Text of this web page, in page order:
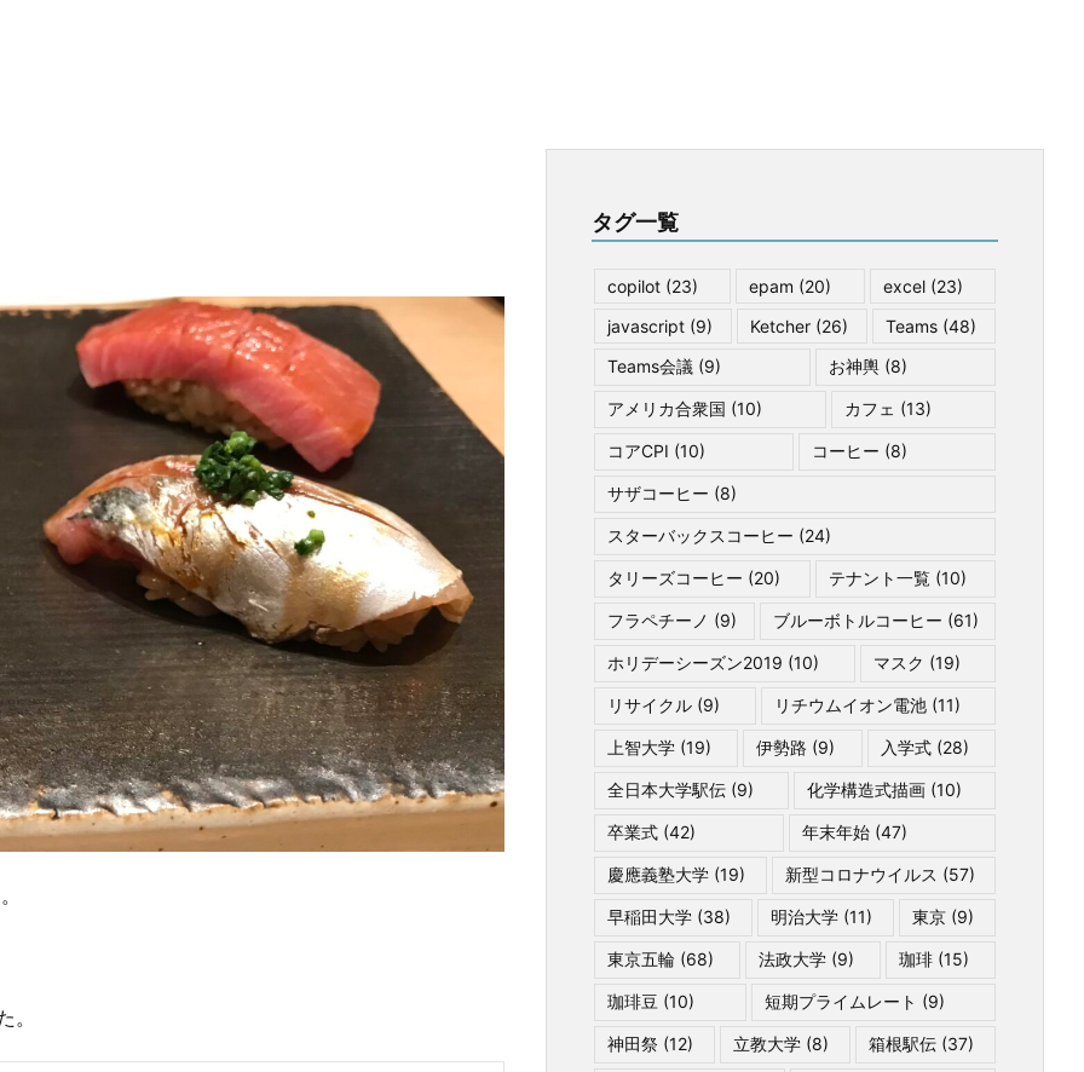
タグ一覧
copilot (23) epam (20) excel(23)
javascript (9) Ketcher (26) Teams (48)
Teams会議 (9) お神輿(8)
アメリカ合衆国 (10) カフェ (13)
コアCPI (10) コーヒー (8)
サザコーヒー (8)
スターバックスコーヒー (24)
タリーズコーヒー (20) テナント一覧(10)
フラペチーノ (9) ブルーボトルコーヒー (61)
ホリデーシーズン2019 (10) マスク (19)
リサイクル (9) リチウムイオン電池(11)
上智大学 (19) 伊勢路 (9) 入学式(28)
全日本大学駅伝 (9) 化学構造式描画(10)
卒業式 (42) 年末年始 (47)
慶應義塾大学 (19) 新型コロナウイルス (57)
早稲田大学 (38) 明治大学 (11) 東京 (9)
東京五輪 (68) 法政大学 (9) 珈琲 (15)
珈琲豆 (10) 短期プライムレート (9)
神田祭 (12) 立教大学 (8) 箱根駅伝 (37)